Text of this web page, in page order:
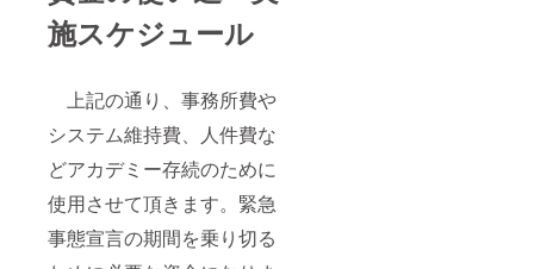
施スケジュール
上記の通り、事務所費や
システム維持費、人件費な
どアカデミー存続のために
使用させて頂きます。緊急
事態宣言の期間を乗り切る